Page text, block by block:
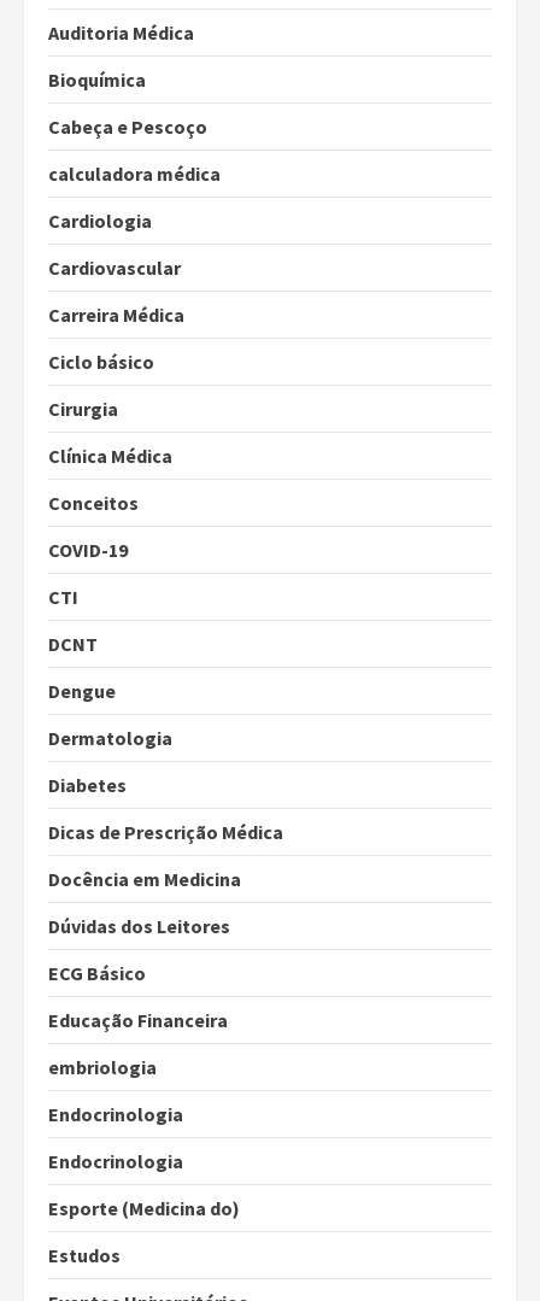
Auditoria Médica
Bioquímica
Cabeça e Pescoço
calculadora médica
Cardiologia
Cardiovascular
Carreira Médica
Ciclo básico
Cirurgia
Clínica Médica
Conceitos
COVID-19
CTI
DCNT
Dengue
Dermatologia
Diabetes
Dicas de Prescrição Médica
Docência em Medicina
Dúvidas dos Leitores
ECG Básico
Educação Financeira
embriologia
Endocrinologia
Endocrinologia
Esporte (Medicina do)
Estudos